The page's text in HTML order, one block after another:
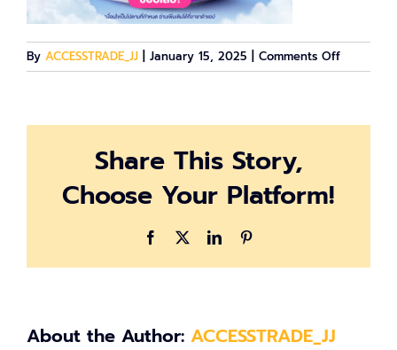
By ACCESSTRADE_JJ January 15, 2025 Comments Offon
Share This Story,
Choose Your Platform!
Facebook LinkedIn
About the Author: ACCESSTRADE_JJ